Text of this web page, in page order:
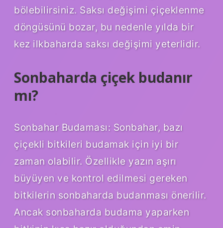
bölebilirsiniz. Saksı değişimi çiçeklenme
döngüsünü bozar, bu nedenle yılda bir
kez ilkbaharda saksı değişimi yeterlidir.
Sonbaharda çiçek budanır
mı?
Sonbahar Budaması: Sonbahar, bazı
çiçekli bitkileri budamak için iyi bir
zaman olabilir. Özellikle yazın aşırı
büyüyen ve kontrol edilmesi gereken
bitkilerin sonbaharda budanması önerilir.
Ancak sonbaharda budama yaparken